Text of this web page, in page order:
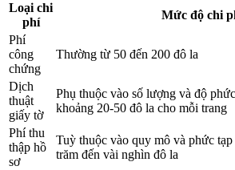
Loại chi
phí
Mức độ chi
Phí
công
chứng
Thường từ 50 đến 200 đô la
Dịch
thuật
giấy tờ
Phụ thuộc vào số lượng và độ
khoảng 20-50 đô la cho mỗi trang
Phí thu
thập hồ
sơ
Tuỳ thuộc vào quy mô và phức
trăm đến vài nghìn đô la